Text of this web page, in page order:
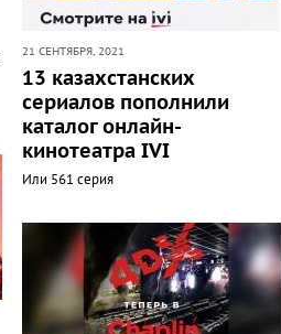
21 СЕНТЯБРЯ, 2021
13 казахстанских
сериалов пополнили
каталог онлайн-
кинотеатра IVI
Или 561 серия